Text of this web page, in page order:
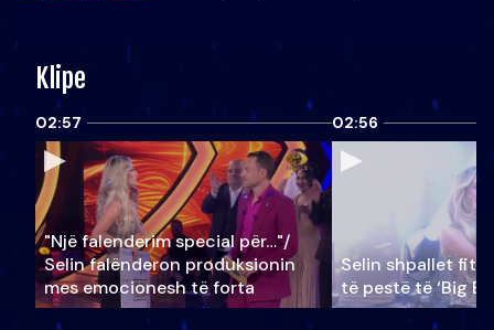
Klipe
02:57
"Një falenderim special për…"/
Selin falënderon produksionin
mes emocionesh të forta
02:56
Selin shpallet
të pestë të ‘Big